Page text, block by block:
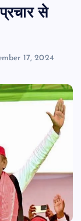
से
17, 2024